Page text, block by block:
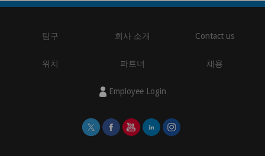
탐구 회사 소개 Contact us
위치 파트너 채용
Employee Login